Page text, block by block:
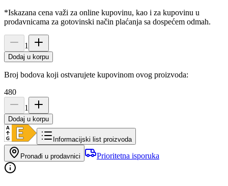
*Iskazana cena važi za online kupovinu, kao i za kupovinu u
prodavnicama za gotovinski način plaćanja sa dospećem odmah.
1
Dodaj u korpu
Broj bodova koji ostvarujete kupovinom ovog proizvoda:
480
1
Dodaj u korpu
Informacijski list proizvoda
Pronađi u prodavnici Prioritetna isporuka